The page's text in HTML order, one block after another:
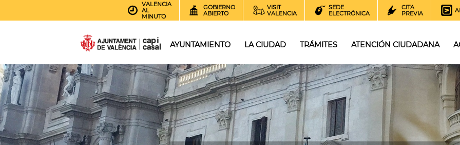
VALENCIA
AL
MINUTO
GOBIERNO
ABIERTO
VISIT
VALENCIA
SEDE
ELECTRÓNICA
CITA
PREVIA
AYUNTAMIENTO LA CIUDAD TRÁMITES ATENCIÓN CIUDADANA